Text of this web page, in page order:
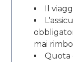
Il
mai
Quota